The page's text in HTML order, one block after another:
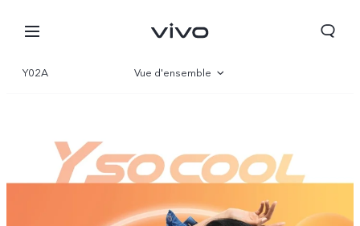
Y02A Vue d'ensemble